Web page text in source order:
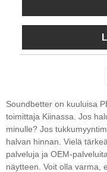
Soundbetter on kuuluisa
toimittaja Kiinassa. Jos
minulle? Jos
halvan hinnan. Vielä
palveluja ja OEM-
näytteen. Voit olla varma,